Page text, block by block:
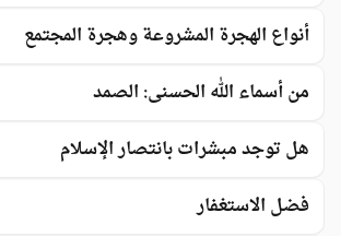
أنواع الهجرة المشروعة وهجرة المجتمع
من أسماء الله الحسنى: الصمد
هل توجد مبشرات بانتصار الإسلام
فضل الاستغفار